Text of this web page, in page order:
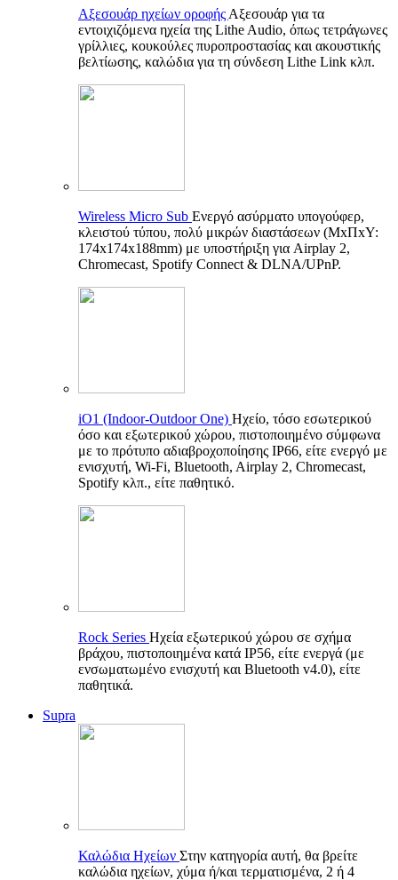
Αξεσουάρ ηχείων οροφής Αξεσουάρ για τα
εντοιχιζόμενα ηχεία της Lithe Audio, όπως τετράγωνες
γρίλλιες, κουκούλες πυροπροστασίας και ακουστικής
βελτίωσης, καλώδια για τη σύνδεση Lithe Link κλπ.
Wireless Micro Sub Ενεργό ασύρματο υπογούφερ,
κλειστού τύπου, πολύ μικρών διαστάσεων (ΜxΠxΥ:
174x174x188mm) με υποστήριξη για Airplay 2,
Chromecast, Spotify Connect & DLNA/UPnP.
iO1 (Indoor-Outdoor One) Ηχείο, τόσο εσωτερικού
όσο και εξωτερικού χώρου, πιστοποιημένο σύμφωνα
με το πρότυπο αδιαβροχοποίησης IP66, είτε ενεργό με
ενισχυτή, Wi-Fi, Bluetooth, Airplay 2, Chromecast,
Spotify κλπ., είτε παθητικό.
Rock Series Ηχεία εξωτερικού χώρου σε σχήμα
βράχου, πιστοποιημένα κατά IP56, είτε ενεργά (με
ενσωματωμένο ενισχυτή και Bluetooth v4.0), είτε
παθητικά.
Supra
Καλώδια Ηχείων Στην κατηγορία αυτή, θα βρείτε
καλώδια ηχείων, χύμα ή/και τερματισμένα, 2 ή 4